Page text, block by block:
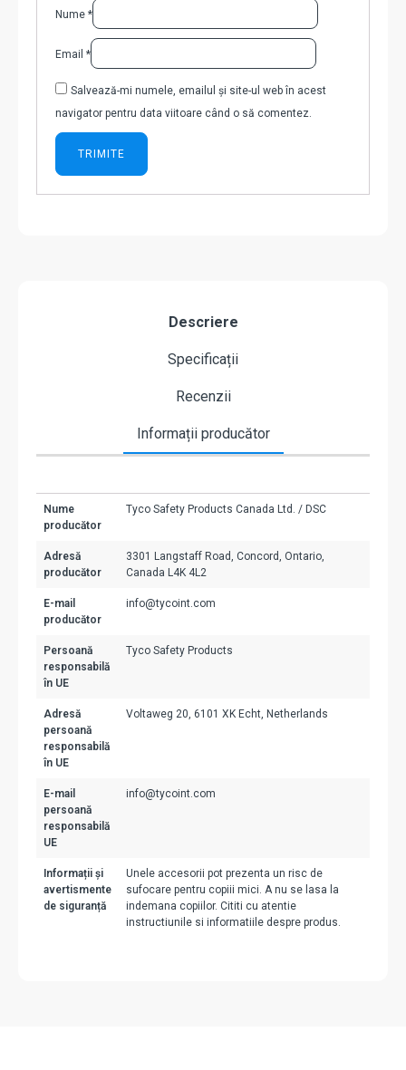
Nume *
Email *
Salvează-mi numele, emailul și site-ul web în acest
navigator pentru data viitoare când o să comentez.
Descriere
Specificații
Recenzii
Informații producător
Nume
producător
Tyco Safety Products Canada Ltd. / DSC
Adresă
producător
3301 Langstaff Road, Concord, Ontario,
Canada L4K 4L2
E-mail
producător
info@tycoint.com
Persoană
responsabilă
în UE
Tyco Safety Products
Adresă
persoană
responsabilă
în UE
Voltaweg 20, 6101 XK Echt, Netherlands
E-mail
persoană
responsabilă
UE
info@tycoint.com
Informații și
avertismente
de siguranță
Unele accesorii pot prezenta un risc de
sufocare pentru copiii mici. A nu se lasa la
indemana copiilor. Cititi cu atentie
instructiunile si informatiile despre produs.